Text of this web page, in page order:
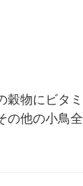
穀物にビタミ
の他の小鳥全